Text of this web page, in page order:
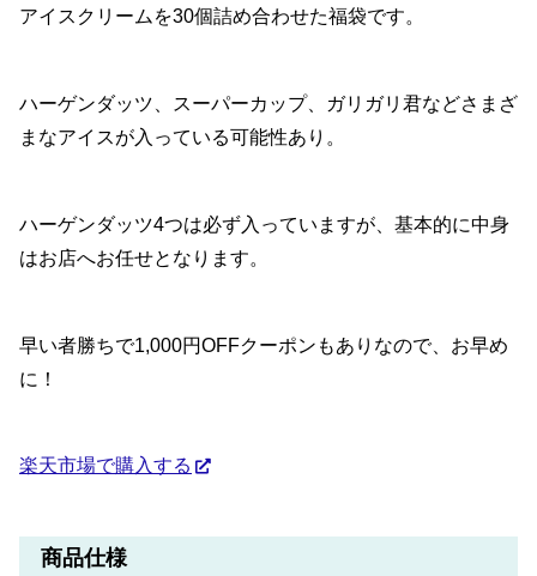
アイスクリームを30個詰め合わせた福袋です。
ハーゲンダッツ、スーパーカップ、ガリガリ君などさまざ
まなアイスが入っている可能性あり。
ハーゲンダッツ4つは必ず入っていますが、基本的に中身
はお店へお任せとなります。
早い者勝ちで1,000円OFFクーポンもありなので、お早め
に！
楽天市場で購入する
商品仕様